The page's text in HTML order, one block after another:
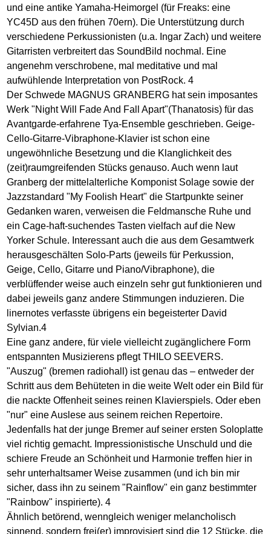
und eine antike Yamaha-Heimorgel (für Freaks: eine
YC45D aus den frühen 70ern). Die Unterstützung durch
verschiedene Perkussionisten (u.a. Ingar Zach) und weitere
Gitarristen verbreitert das SoundBild nochmal. Eine
angenehm verschrobene, mal meditative und mal
aufwühlende Interpretation von PostRock. 4
Der Schwede MAGNUS GRANBERG hat sein imposantes
Werk "Night Will Fade And Fall Apart"(Thanatosis) für das
Avantgarde-erfahrene Tya-Ensemble geschrieben. Geige-
Cello-Gitarre-Vibraphone-Klavier ist schon eine
ungewöhnliche Besetzung und die Klanglichkeit des
(zeit)raumgreifenden Stücks genauso. Auch wenn laut
Granberg der mittelalterliche Komponist Solage sowie der
Jazzstandard "My Foolish Heart" die Startpunkte seiner
Gedanken waren, verweisen die Feldmansche Ruhe und
ein Cage-haft-suchendes Tasten vielfach auf die New
Yorker Schule. Interessant auch die aus dem Gesamtwerk
herausgeschälten Solo-Parts (jeweils für Perkussion,
Geige, Cello, Gitarre und Piano/Vibraphone), die
verblüffender weise auch einzeln sehr gut funktionieren und
dabei jeweils ganz andere Stimmungen induzieren. Die
linernotes verfasste übrigens ein begeisterter David
Sylvian.4
Eine ganz andere, für viele vielleicht zugänglichere Form
entspannten Musizierens pflegt THILO SEEVERS.
"Auszug" (bremen radiohall) ist genau das – entweder der
Schritt aus dem Behüteten in die weite Welt oder ein Bild für
die nackte Offenheit seines reinen Klavierspiels. Oder eben
"nur" eine Auslese aus seinem reichen Repertoire.
Jedenfalls hat der junge Bremer auf seiner ersten Soloplatte
viel richtig gemacht. Impressionistische Unschuld und die
schiere Freude an Schönheit und Harmonie treffen hier in
sehr unterhaltsamer Weise zusammen (und ich bin mir
sicher, dass ihn zu seinem "Rainflow" ein ganz bestimmter
"Rainbow" inspirierte). 4
Ähnlich betörend, wenngleich weniger melancholisch
sinnend, sondern frei(er) improvisiert sind die 12 Stücke, die